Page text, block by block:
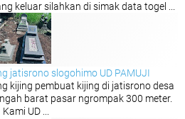
keluar silahkan di simak data togel ...
jatisrono slogohimo UD PAMUJI
kijing pembuat kijing di jatisrono desa
barat pasar ngrompak 300 meter.
Kami UD ...